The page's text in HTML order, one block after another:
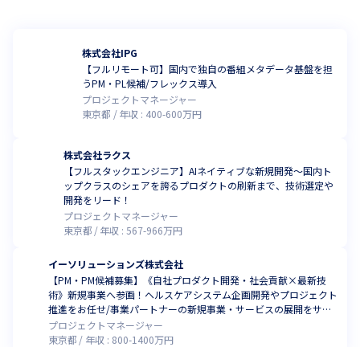
株式会社IPG
【フルリモート可】国内で独自の番組メタデータ基盤を担
うPM・PL候補/フレックス導入
プロジェクトマネージャー
東京都
年収 : 400-600万円
株式会社ラクス
【フルスタックエンジニア】AIネイティブな新規開発～国内ト
ップクラスのシェアを誇るプロダクトの刷新まで、技術選定や
開発をリード！
プロジェクトマネージャー
東京都
年収 :567-966万円
イーソリューションズ株式会社
【PM・PM候補募集】《自社プロダクト開発・社会貢献×最新技
術》新規事業へ参画！ヘルスケアシステム企画開発やプロジェクト
推進をお任せ/事業パートナーの新規事業・サービスの展開をサポ
ート！/0から1を創出できる環境です！
プロジェクトマネージャー
東京都
年収 : 800-1400万円